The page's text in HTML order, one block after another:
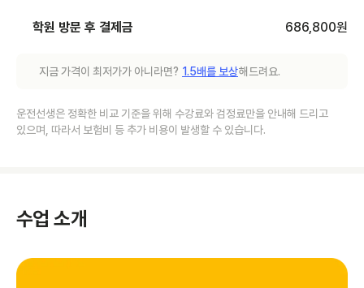
학원 방문 후 결제금 686,800원
지금 가격이 최저가가 아니라면? 1.5배를 보상해드려요.
운전선생은 정확한 비교 기준을 위해 수강료와 검정료만을 안내해 드리고
있으며, 따라서 보험비 등 추가 비용이 발생할 수 있습니다.
수업 소개